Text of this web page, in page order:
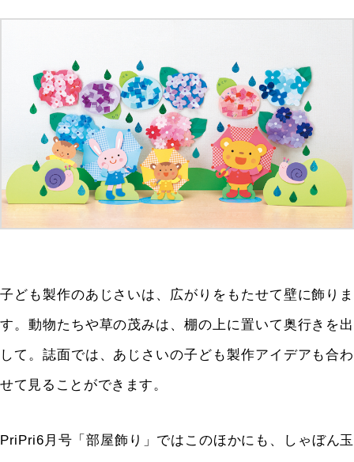
子ども製作のあじさいは、広がりをもたせて壁に飾りま
す。動物たちや草の茂みは、棚の上に置いて奥行きを出
して。誌面では、あじさいの子ども製作アイデアも合わ
せて見ることができます。
PriPri6月号「部屋飾り」ではこのほかにも、しゃぼん玉